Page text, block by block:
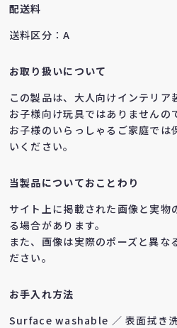
配送料
送料区分：A
お取り扱いについて
この製品は、大人向けインテリア
お子様向け玩具ではありませんの
お子様のいらっしゃるご家庭で
いください。
当製品についておことわり
サイト上に掲載された画像と実物
る場合があります。
また、画像は実際のポーズと異な
ださい。
お手入れ方法
Surface washable ／ 表面拭き